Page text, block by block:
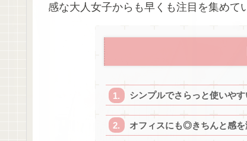
感な大人女子からも早くも注目を集めて
シンプルでさらっと使いや
オフィスにも◎きちんと感を